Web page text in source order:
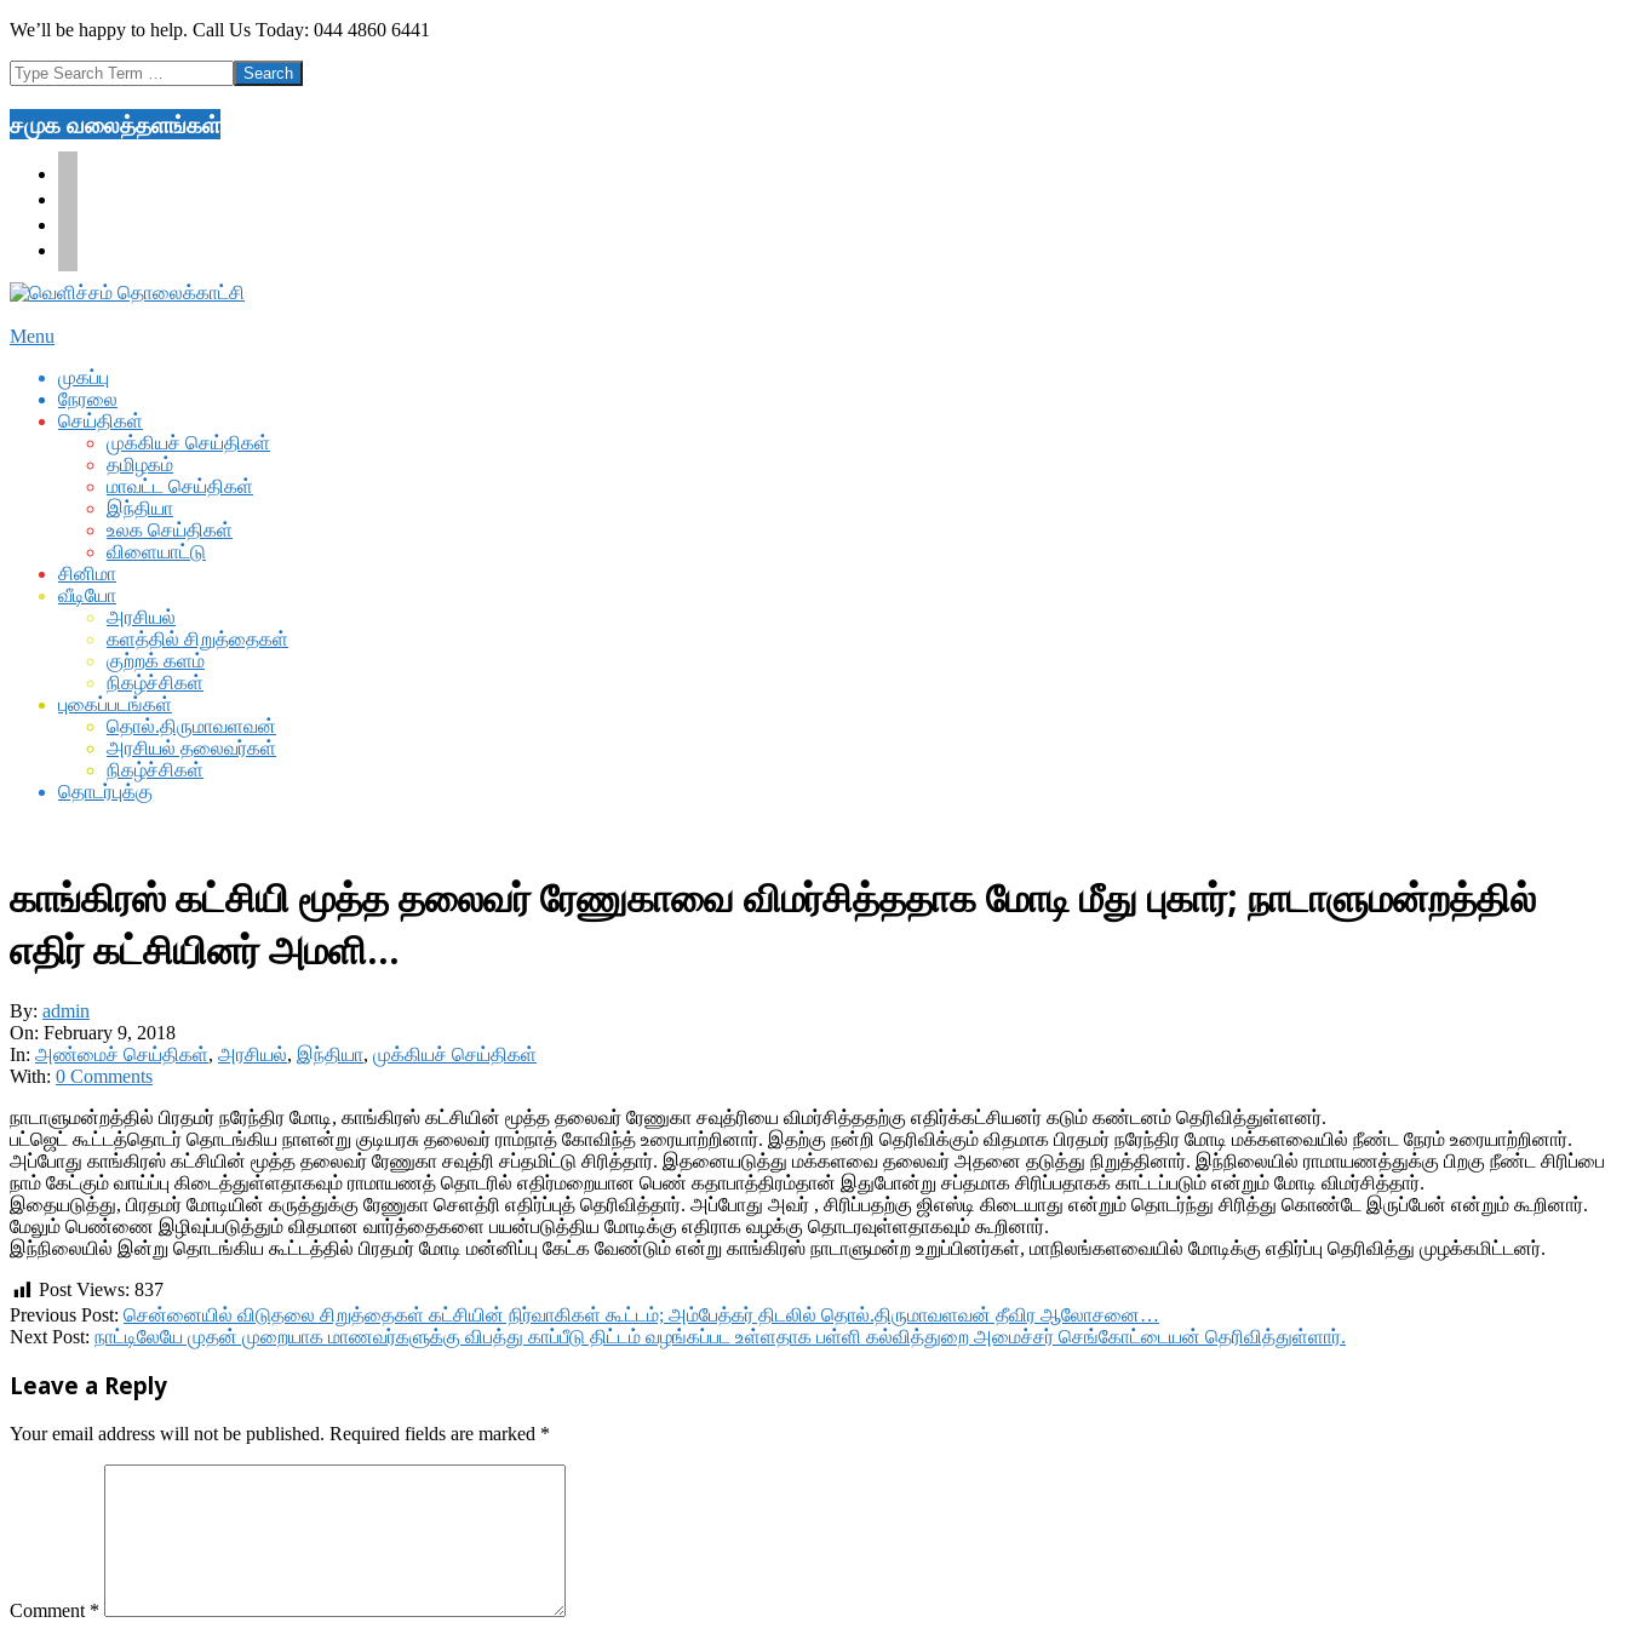
Skip
content
We’ll be happy to help. Call Us Today: 044 4860 6441
Search
சமுக வலைத்தளங்கள்
Secondary
Menu
Menu
முகப்பு
நேரலை
செய்திகள்
முக்கியச் செய்திகள்
தமிழகம்
மாவட்ட செய்திகள்
இந்தியா
உலக செய்திகள்
விளையாட்டு
சினிமா
வீடியோ
அரசியல்
களத்தில் சிறுத்தைகள்
குற்றக் களம்
நிகழ்ச்சிகள்
புகைப்படங்கள்
தொல்.திருமாவளவன்
அரசியல் தலைவர்கள்
நிகழ்ச்சிகள்
தொடர்புக்கு
காங்கிரஸ் கட்சியி மூத்த தலைவர் ரேணுகாவை விமர்சித்ததாக மோடி மீது புகார்; நாடாளுமன்றத்தில்
எதிர் கட்சியினர் அமளி…
By: admin
On: February 9, 2018
In: அண்மைச் செய்திகள், அரசியல், இந்தியா, முக்கியச் செய்திகள்
With: 0 Comments
நாடாளுமன்றத்தில் பிரதமர் நரேந்திர மோடி, காங்கிரஸ் கட்சியின் மூத்த தலைவர் ரேணுகா சவுத்ரியை விமர்சித்ததற்கு எதிர்க்கட்சியனர் கடும் கண்டனம் தெரிவித்துள்ளனர்.
பட்ஜெட் கூட்டத்தொடர் தொடங்கிய நாளன்று குடியரசு தலைவர் ராம்நாத் கோவிந்த் உரையாற்றினார். இதற்கு நன்றி தெரிவிக்கும் விதமாக பிரதமர் நரேந்திர மோடி மக்களவையில் நீண்ட நேரம் உரையாற்றினார்.
அப்போது காங்கிரஸ் கட்சியின் மூத்த தலைவர் ரேணுகா சவுத்ரி சப்தமிட்டு சிரித்தார். இதனையடுத்து மக்களவை தலைவர் அதனை தடுத்து நிறுத்தினார். இந்நிலையில் ராமாயணத்துக்கு பிறகு நீண்ட சிரிப்பை
நாம் கேட்கும் வாய்ப்பு கிடைத்துள்ளதாகவும் ராமாயணத் தொடரில் எதிர்மறையான பெண் கதாபாத்திரம்தான் இதுபோன்று சப்தமாக சிரிப்பதாகக் காட்டப்படும் என்றும் மோடி விமர்சித்தார்.
இதையடுத்து, பிரதமர் மோடியின் கருத்துக்கு ரேணுகா செளத்ரி எதிர்ப்புத் தெரிவித்தார். அப்போது அவர் , சிரிப்பதற்கு ஜிஎஸ்டி கிடையாது என்றும் தொடர்ந்து சிரித்து கொண்டே இருப்பேன் என்றும் கூறினார்.
மேலும் பெண்ணை இழிவுப்படுத்தும் விதமான வார்த்தைகளை பயன்படுத்திய மோடிக்கு எதிராக வழக்கு தொடரவுள்ளதாகவும் கூறினார்.
இந்நிலையில் இன்று தொடங்கிய கூட்டத்தில் பிரதமர் மோடி மன்னிப்பு கேட்க வேண்டும் என்று காங்கிரஸ் நாடாளுமன்ற உறுப்பினர்கள், மாநிலங்களவையில் மோடிக்கு எதிர்ப்பு தெரிவித்து முழக்கமிட்டனர்.
Post Views: 837
2018-
02-
Previous Post: சென்னையில் விடுதலை சிறுத்தைகள் கட்சியின் நிர்வாகிகள் கூட்டம்; அம்பேத்கர் திடலில் தொல்.திருமாவளவன் தீவிர ஆலோசனை…
Next Post: நாட்டிலேயே முதன் முறையாக மாணவர்களுக்கு விபத்து காப்பீடு திட்டம் வழங்கப்பட உள்ளதாக பள்ளி கல்வித்துறை அமைச்சர் செங்கோட்டையன் தெரிவித்துள்ளார்.
Leave a Reply
Your email address will not be published. Required fields are marked *
Comment *